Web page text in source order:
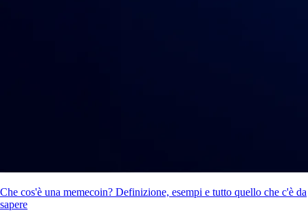
Che cos'è una memecoin? Definizione, esempi e tutto quello che c'è da
sapere